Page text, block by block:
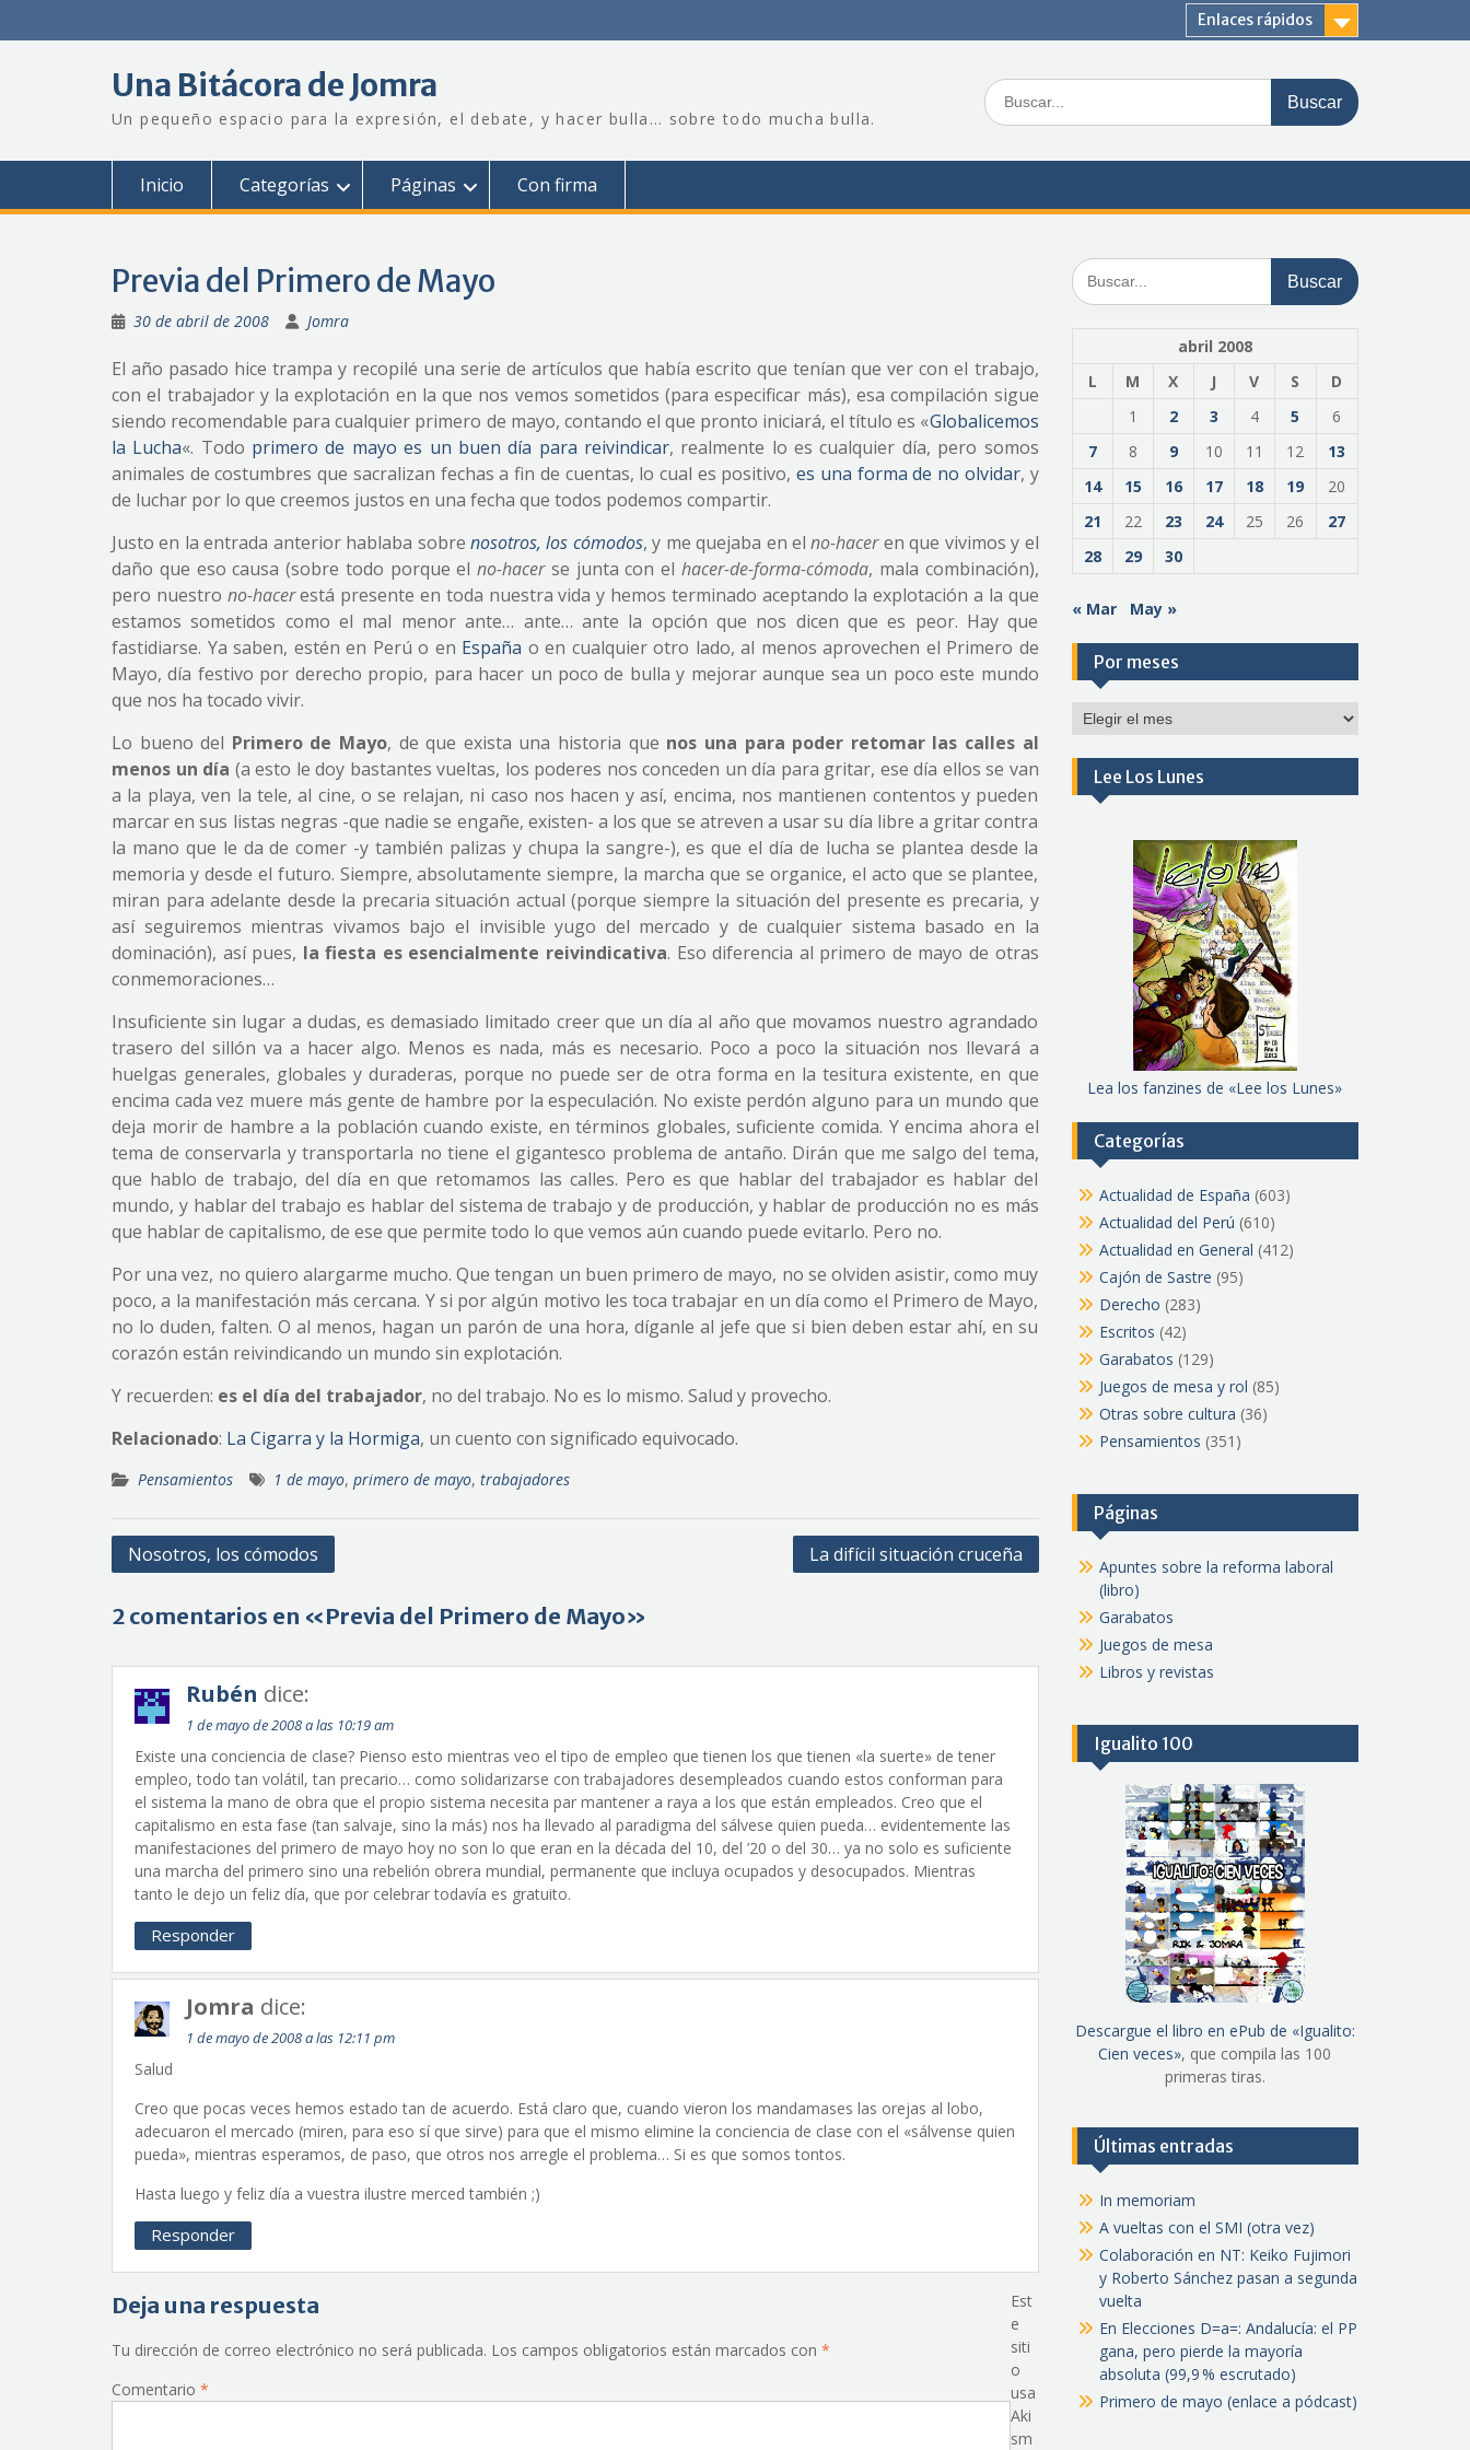
Enlaces rápidos
Una Bitácora de Jomra
Un pequeño espacio para la expresión, el debate, y hacer bulla… sobre todo mucha bulla.
Buscar:
Inicio Categorías Páginas Con firma
Previa del Primero de Mayo
30 de abril de 2008 Jomra
El año pasado hice trampa y recopilé una serie de artículos que había escrito que tenían que ver con el trabajo,
con el trabajador y la explotación en la que nos vemos sometidos (para especificar más), esa compilación sigue
siendo recomendable para cualquier primero de mayo, contando el que pronto iniciará, el título es «Globalicemos
la Lucha«. Todo primero de mayo es un buen día para reivindicar, realmente lo es cualquier día, pero somos
animales de costumbres que sacralizan fechas a fin de cuentas, lo cual es positivo,es una forma de no olvidar, y
de luchar por lo que creemos justos en una fecha que todos podemos compartir.
Justo en la entrada anterior hablaba sobre nosotros, los cómodos, y me quejaba en elno-haceren que vivimos y el
daño que eso causa (sobre todo porque elno-hacerse junta con el hacer-de-forma-cómoda, mala combinación),
pero nuestro no-hacerestá presente en toda nuestra vida y hemos terminado aceptando la explotación a la que
estamos sometidos como el mal menor ante… ante… ante la opción que nos dicen que es peor. Hay que
fastidiarse. Ya saben, estén en Perú o en España o en cualquier otro lado, al menos aprovechen el Primero de
Mayo, día festivo por derecho propio, para hacer un poco de bulla y mejorar aunque sea un poco este mundo
que nos ha tocado vivir.
Lo bueno del Primero de Mayo, de que exista una historia que nos una para poder retomar las calles al
menos un día (a esto le doy bastantes vueltas, los poderes nos conceden un día para gritar, ese día ellos se van
a la playa, ven la tele, al cine, o se relajan, ni caso nos hacen y así, encima, nos mantienen contentos y pueden
marcar en sus listas negras -que nadie se engañe, existen- a los que se atreven a usar su día libre a gritar contra
la mano que le da de comer -y también palizas y chupa la sangre-), es que el día de lucha se plantea desde la
memoria y desde el futuro. Siempre, absolutamente siempre, la marcha que se organice, el acto que se plantee,
miran para adelante desde la precaria situación actual (porque siempre la situación del presente es precaria, y
así seguiremos mientras vivamos bajo el invisible yugo del mercado y de cualquier sistema basado en la
dominación), así pues, la fiesta es esencialmente reivindicativa. Eso diferencia al primero de mayo de otras
conmemoraciones…
Insuficiente sin lugar a dudas, es demasiado limitado creer que un día al año que movamos nuestro agrandado
trasero del sillón va a hacer algo. Menos es nada, más es necesario. Poco a poco la situación nos llevará a
huelgas generales, globales y duraderas, porque no puede ser de otra forma en la tesitura existente, en que
encima cada vez muere más gente de hambre por la especulación. No existe perdón alguno para un mundo que
deja morir de hambre a la población cuando existe, en términos globales, suficiente comida. Y encima ahora el
tema de conservarla y transportarla no tiene el gigantesco problema de antaño. Dirán que me salgo del tema,
que hablo de trabajo, del día en que retomamos las calles. Pero es que hablar del trabajador es hablar del
mundo, y hablar del trabajo es hablar del sistema de trabajo y de producción, y hablar de producción no es más
que hablar de capitalismo, de ese que permite todo lo que vemos aún cuando puede evitarlo. Pero no.
Por una vez, no quiero alargarme mucho. Que tengan un buen primero de mayo, no se olviden asistir, como muy
poco, a la manifestación más cercana. Y si por algún motivo les toca trabajar en un día como el Primero de Mayo,
no lo duden, falten. O al menos, hagan un parón de una hora, díganle al jefe que si bien deben estar ahí, en su
corazón están reivindicando un mundo sin explotación.
Y recuerden: es el día del trabajador, no del trabajo. No es lo mismo. Salud y provecho.
Relacionado: La Cigarra y la Hormiga, un cuento con significado equivocado.
Pensamientos 1 de mayo, primero de mayo, trabajadores
Navegación
entradas
Nosotros, los cómodos La difícil situación cruceña
2 comentarios en «Previa del Primero de Mayo»
Rubén dice:
1 de mayo de 2008 a las 10:19 am
Existe una conciencia de clase? Pienso esto mientras veo el tipo de empleo que tienen los que tienen «la suerte» de tener
empleo, todo tan volátil, tan precario… como solidarizarse con trabajadores desempleados cuando estos conforman para
el sistema la mano de obra que el propio sistema necesita par mantener a raya a los que están empleados. Creo que el
capitalismo en esta fase (tan salvaje, sino la más) nos ha llevado al paradigma del sálvese quien pueda… evidentemente las
manifestaciones del primero de mayo hoy no son lo que eran en la década del 10, del ’20 o del 30… ya no solo es suficiente
una marcha del primero sino una rebelión obrera mundial, permanente que incluya ocupados y desocupados. Mientras
tanto le dejo un feliz día, que por celebrar todavía es gratuito.
Responder
Jomra dice:
1 de mayo de 2008 a las 12:11 pm
Salud
Creo que pocas veces hemos estado tan de acuerdo. Está claro que, cuando vieron los mandamases las orejas al lobo,
adecuaron el mercado (miren, para eso sí que sirve) para que el mismo elimine la conciencia de clase con el «sálvense quien
pueda», mientras esperamos, de paso, que otros nos arregle el problema… Si es que somos tontos.
Hasta luego y feliz día a vuestra ilustre merced también ;)
Responder
Deja una respuesta
Tu dirección de correo electrónico no será publicada. Los campos obligatorios están marcados con *
Comentario *
Est
e
siti
o
usa
Aki
sm
Buscar:
abril 2008
L
M X J V S
D
1
2 3 4 5
6
7
8 9 10 11 12
13
14
15 16 17 18 19
20
21
22 23 24 25 26
27
28
29 30
« Mar May »
Por meses
Por
Lee Los Lunes
Lea los fanzines de «Lee los Lunes»
Categorías
Actualidad de España (603)
Actualidad del Perú (610)
Actualidad en General (412)
Cajón de Sastre (95)
Derecho (283)
Escritos (42)
Garabatos (129)
Juegos de mesa y rol (85)
Otras sobre cultura (36)
Pensamientos (351)
Páginas
Apuntes sobre la reforma laboral
(libro)
Garabatos
Juegos de mesa
Libros y revistas
Igualito 100
Descargue el libro en ePub de «Igualito:
Cien veces», que compila las 100
primeras tiras.
Últimas entradas
In memoriam
A vueltas con el SMI (otra vez)
Colaboración en NT: Keiko Fujimori
y Roberto Sánchez pasan a segunda
vuelta
En Elecciones D=a=: Andalucía: el PP
gana, pero pierde la mayoría
absoluta (99,9 % escrutado)
Primero de mayo (enlace a pódcast)